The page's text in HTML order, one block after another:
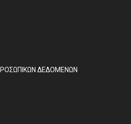
ΔΕΔΟΜΕΝΩΝ